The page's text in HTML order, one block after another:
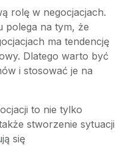
rolę w negocjacjach.
polega na tym, że
ma tendencję
Dlatego warto być
i stosować je na
to nie tylko
stworzenie sytuacji
się